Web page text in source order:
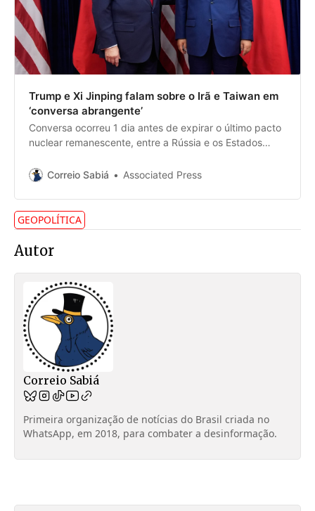
Trump e Xi Jinping falam sobre o Irã e Taiwan em
‘conversa abrangente’
Conversa ocorreu 1 dia antes de expirar o último pacto
nuclear remanescente, entre a Rússia e os Estados
Correio Sabiá
Associated Press
GEOPOLÍTICA
Autor
Correio Sabiá
Primeira organização de notícias do Brasil criada no
WhatsApp, em 2018, para combater a desinformação.